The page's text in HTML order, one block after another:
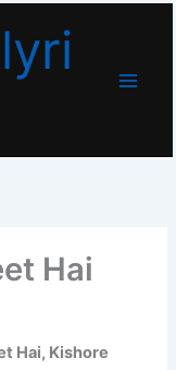
Hai
Hai, Kishore